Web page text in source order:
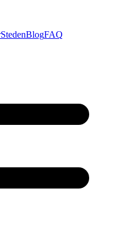
StedenBlogFAQ